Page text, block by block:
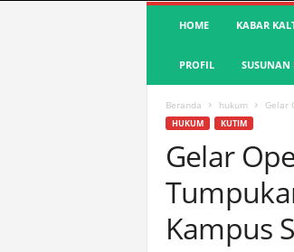
S
a
HOME KABAR
PROFIL SUSUNAN
Beranda hukum Gelar
HUKUM KUTIM
Gelar
Kampus